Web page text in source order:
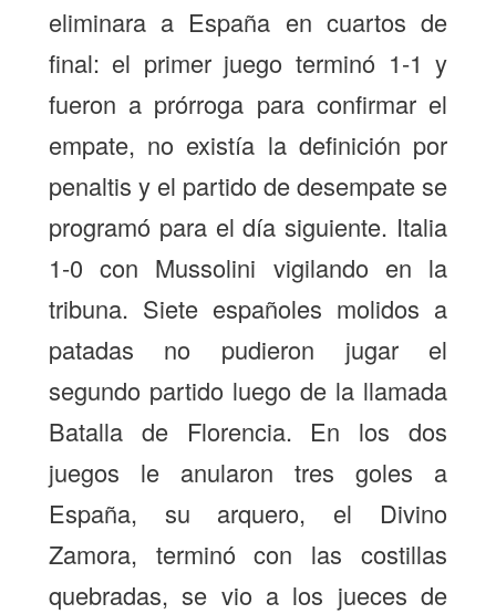
eliminara a España en cuartos de
final: el primer juego terminó 1-1 y
fueron a prórroga para confirmar el
empate, no existía la definición por
penaltis y el partido de desempate se
programó para el día siguiente. Italia
1-0 con Mussolini vigilando en la
tribuna. Siete españoles molidos a
patadas no pudieron jugar el
segundo partido luego de la llamada
Batalla de Florencia. En los dos
juegos le anularon tres goles a
España, su arquero, el Divino
Zamora, terminó con las costillas
quebradas, se vio a los jueces de